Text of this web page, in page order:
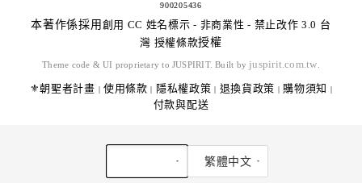
900205436
本著作係採用 創用 CC 姓名標示 - 非商業性 - 禁止改作 3.0 台
灣 授權條款授權
Theme code & UI proprietary to JUSPIRIT. Built by juspirit.com.tw
⚜️朝聖者計畫 | 使用條款 | 隱私權政策 | 退換貨政策 | 購物須知 |
付款與配送